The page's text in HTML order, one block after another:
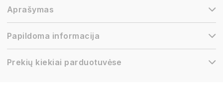
Aprašymas
Papildoma informacija
Prekių kiekiai parduotuvėse